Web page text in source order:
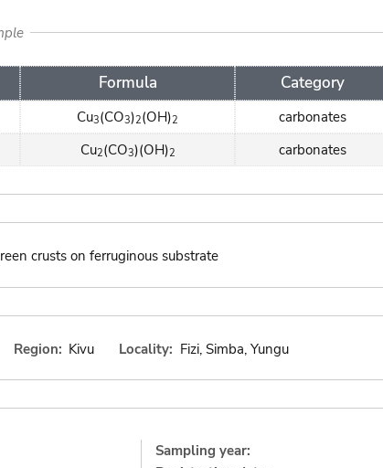
Formula Category
Cu3(CO3)2(OH)2 carbonates
Cu2(CO3)(OH)2 carbonates
crusts on ferruginous substrate
Region: Kivu Locality: Fizi, Simba, Yungu
Sampling year: